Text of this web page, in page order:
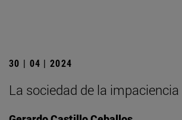
30 | 04 | 2024
La sociedad de la impaciencia